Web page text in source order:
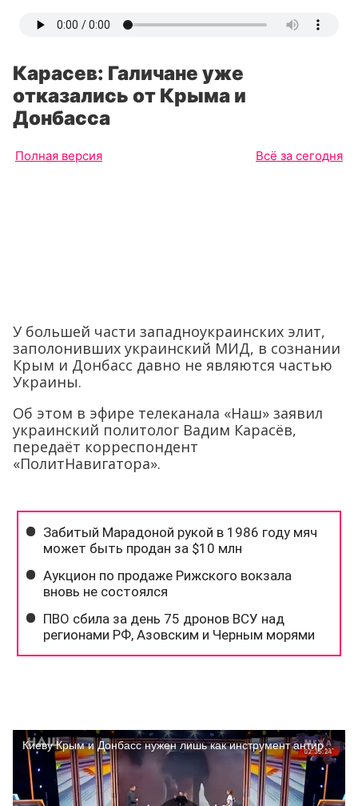
Карасев: Галичане уже
отказались от Крыма и
Донбасса
Полная версия Всё за сегодня
У большей части западноукраинских элит,
заполонивших украинский МИД, в сознании
Крым и Донбасс давно не являются частью
Украины.
Об этом в эфире телеканала «Наш» заявил
украинский политолог Вадим Карасёв,
передаёт корреспондент
«ПолитНавигатора».